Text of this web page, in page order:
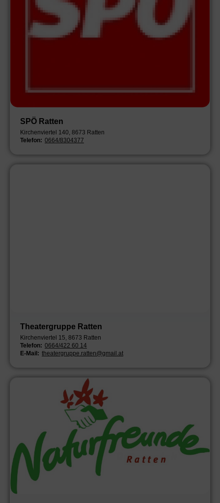
SPÖ Ratten
Kirchenviertel 140, 8673 Ratten
Telefon: 0664/8304377
Theatergruppe Ratten
Kirchenviertel 15, 8673 Ratten
Telefon: 0664/422 60 14
E-Mail: theatergruppe.ratten@gmail.at